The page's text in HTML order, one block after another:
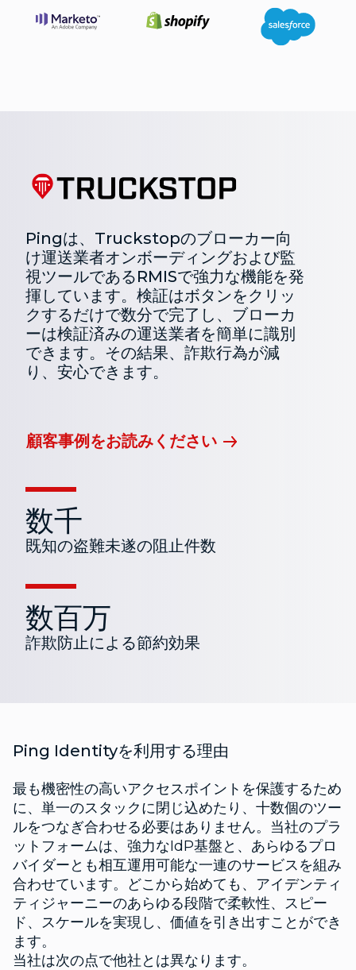
Pingは、Truckstopのブローカー向
け運送業者オンボーディングおよび監
視ツールであるRMISで強力な機能を発
揮しています。検証はボタンをクリッ
クするだけで数分で完了し、ブローカ
ーは検証済みの運送業者を簡単に識別
できます。その結果、詐欺行為が減
り、安心できます。
顧客事例をお読みください
数千
既知の盗難未遂の阻止件数
数百万
詐欺防止による節約効果
Ping Identityを利用する理由
最も機密性の高いアクセスポイントを保護するため
に、単一のスタックに閉じ込めたり、十数個のツー
ルをつなぎ合わせる必要はありません。当社のプラ
ットフォームは、強力なIdP基盤と、あらゆるプロ
バイダーとも相互運用可能な一連のサービスを組み
合わせています。どこから始めても、アイデンティ
ティジャーニーのあらゆる段階で柔軟性、スピー
ド、スケールを実現し、価値を引き出すことができ
ます。
当社は次の点で他社とは異なります。